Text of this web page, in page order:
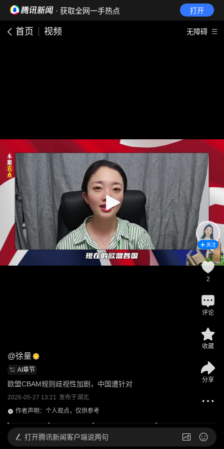
· 获取全网一手热点 打开
首页 视频 无障碍
@徐量
AI章节
欧盟CBAM规则歧视性加剧，中国遭针对
2026-05-27 13:21 发布于湖北
作者声明：个人观点，仅供参考
关注
2
评论
收藏
分享
打开腾讯新闻客户端说两句